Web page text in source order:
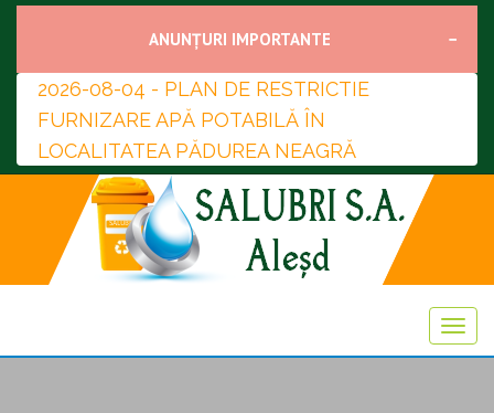
ANUNȚURI IMPORTANTE
2026-08-04 - PLAN DE RESTRICTIE
FURNIZARE APĂ POTABILĂ ÎN
LOCALITATEA PĂDUREA NEAGRĂ